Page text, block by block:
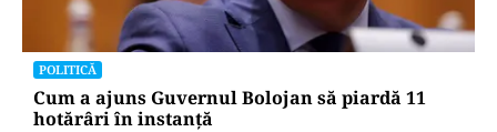
POLITICĂ
Cum a ajuns Guvernul Bolojan să piardă 11
hotărâri în instanță